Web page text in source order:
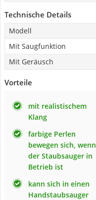
Technische Details
Modell
Mit Saugfunktion
Mit Geräusch
Vorteile
mit realistischem
Klang
farbige Perlen
bewegen sich, wenn
der Staubsauger in
Betrieb ist
kann sich in einen
Handstaubsauger